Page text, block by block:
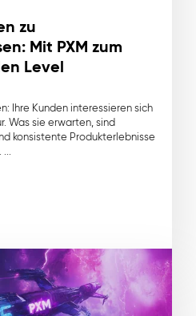
zu
Mit PXM zum
Level
Ihre Kunden interessieren sich
Was sie erwarten, sind
konsistente Produkterlebnisse